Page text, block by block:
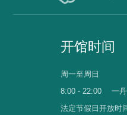
开馆时间
周一至周日
8:00 - 22:00
一丹
法定节假日开放时